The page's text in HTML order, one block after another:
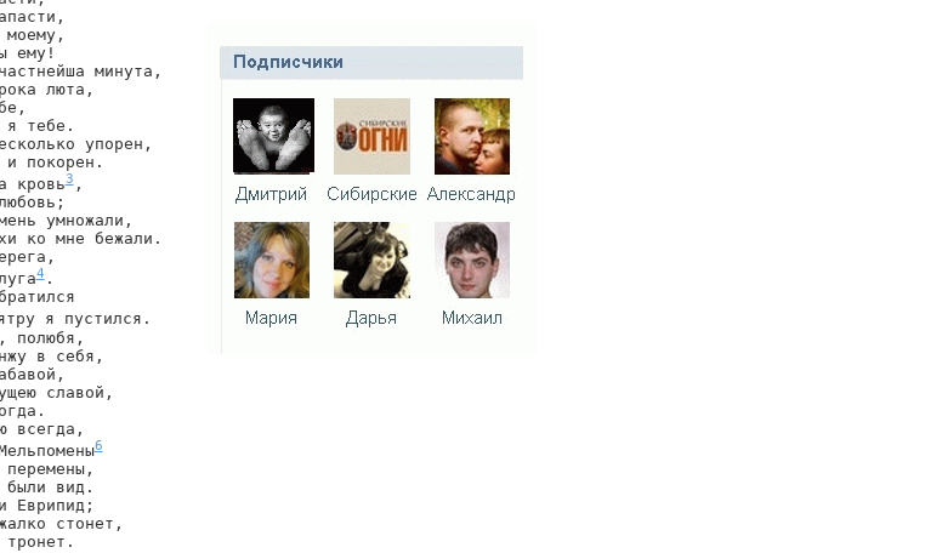
моему,
ему!
минута,
люта,
я тебе.
упорен,
и покорен.
кровь3,
умножали,
ко мне бежали.
4.
я пустился.
полюбя,
в себя,
славой,
всегда,
6
вид.
Еврипид;
стонет,